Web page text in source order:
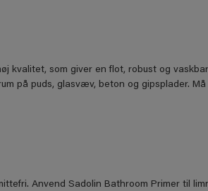
kvalitet, som giver en ﬂot, robust og
på puds, glasvæv, beton og gipsplader.
Anvend Sadolin Bathroom Primer til